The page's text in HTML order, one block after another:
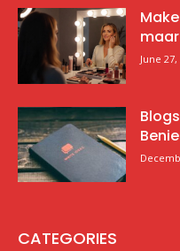
June 27,
CATEGORIES